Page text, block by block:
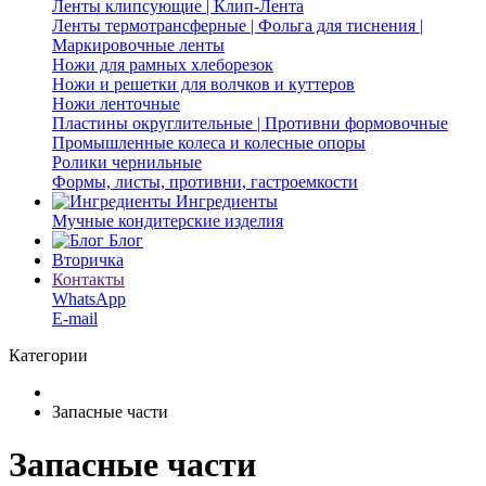
Ленты клипсующие | Клип-Лента
Ленты термотрансферные | Фольга для тиснения |
Маркировочные ленты
Ножи для рамных хлеборезок
Ножи и решетки для волчков и куттеров
Ножи ленточные
Пластины округлительные | Противни формовочные
Промышленные колеса и колесные опоры
Ролики чернильные
Формы, листы, противни, гастроемкости
Ингредиенты
Мучные кондитерские изделия
Блог
Вторичка
Контакты
WhatsApp
E-mail
Категории
Запасные части
Запасные части